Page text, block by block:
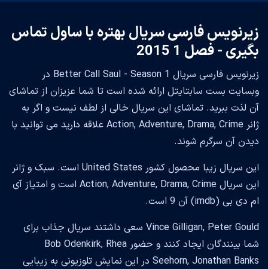
زیرنویس فارسی سریال بهتره با ساول تماس
بگیری - فصل 1 2015
زیرنویس فارسی سریال Better Call Saul - Season 1 در
وبسایت بست سابتایتل ارائه شده است تا شما عزیزان از تماشای
آن لذت ببرید. تماشای این سریال خالی از لطف نیست و اگر به
ژانر Action, Adventure, Drama, Crime علاقه دارید می توانید با
دیدن آن سرگرم شوند.
این سریال زیبا محصول کشور United States است. سبک و ژانر
این سریال Action, Adventure, Drama, Crime است و امتیاز آی
ام دی بی (imdb) آن 9 است.
Vince Gilligan, Peter Gould سعی داشتند سریال جذاب برای
شما بینندگان ایجاد کنند و حضور Bob Odenkirk, Rhea
Seehorn, Jonathan Banks در این نمایش تلوزیونی به زیبایی